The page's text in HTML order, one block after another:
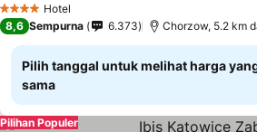
4 BintangHotel
8,6 Sempurna 6.373 Chorzow, 5.2 km
Pilih tanggal untuk melihat harga
sama
Pilihan Populer